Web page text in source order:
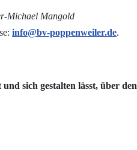
Michael Mangold
info@bv-poppenweiler.de.
sich gestalten lässt, über